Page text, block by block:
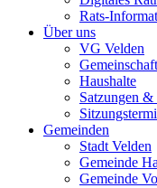
Rats-
Über uns
VG Velden
Haushalte
Satzungen
Gemeinden
Stadt Velden
Gemeinde
Gemeinde